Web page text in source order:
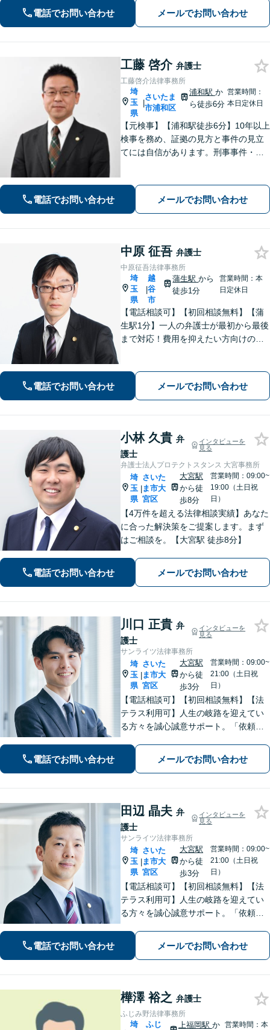
豊富】【示談成功・不起訴獲得の実績
豊富】あなたの権利を守り、最善の結
電話でお問い合わせ メールでお問い合わせ
工藤 啓介 弁護士
工藤啓介法律事務所
埼
玉
県
|
さいたま
市浦和区
浦和駅 か
ら徒歩6分
営業時間：
本日定休日
【元検事】【浦和駅徒歩6分】10年以上
検事を務め、証拠の見方と事件の見立
てには自信があります。刑事事件・離
わせ下さい。
電話でお問い合わせ メールでお問い合わせ
中原 征吾 弁護士
中原征吾法律事務所
埼
玉
県
|
越
谷
市
蒲生駅から
徒歩1分
営業時間：本
日定休日
【電話相談可】【初回相談無料】【蒲
生駅1分】一人の弁護士が最初から最後
まで対応！費用を抑えたい方向けのバ
【地域密着型の事務所】【休日・夜間
面談可能】
電話でお問い合わせ メールでお問い合わせ
小林 久貴 弁
護士
インタビューを
見る
弁護士法人プロテクトスタンス 大宮事務所
埼
玉
県
|
さいた
ま市大
宮区
大宮駅
から徒
歩8分
営業時間：09:00~
19:00（土日祝
日）
【4万件を超える法律相談実績】あなた
に合った解決策をご提案します。まず
はご相談を。【大宮駅 徒歩8分】
電話でお問い合わせ メールでお問い合わせ
川口 正貴 弁
護士
インタビューを
見る
サンライツ法律事務所
埼
玉
県
|
さいた
ま市大
宮区
大宮駅
から徒
歩3分
営業時間：09:00~
21:00（土日祝
日）
【電話相談可】【初回相談無料】【法
テラス利用可】人生の岐路を迎えてい
る方々を誠心誠意サポート。「依頼者
女問題／借金問題／相続／企業法務／
刑事事件／交通事故／労働問題など、
電話でお問い合わせ メールでお問い合わせ
田辺 晶夫 弁
護士
インタビューを
見る
サンライツ法律事務所
埼
玉
県
|
さいた
ま市大
宮区
大宮駅
から徒
歩3分
営業時間：09:00~
21:00（土日祝
日）
【電話相談可】【初回相談無料】【法
テラス利用可】人生の岐路を迎えてい
る方々を誠心誠意サポート。「依頼者
女問題／借金問題／相続／企業法務／
刑事事件／交通事故／労働問題など、
電話でお問い合わせ メールでお問い合わせ
樺澤 裕之 弁護士
ふじみ野法律事務所
埼
ふじ
上福岡駅 か 営業時間：本